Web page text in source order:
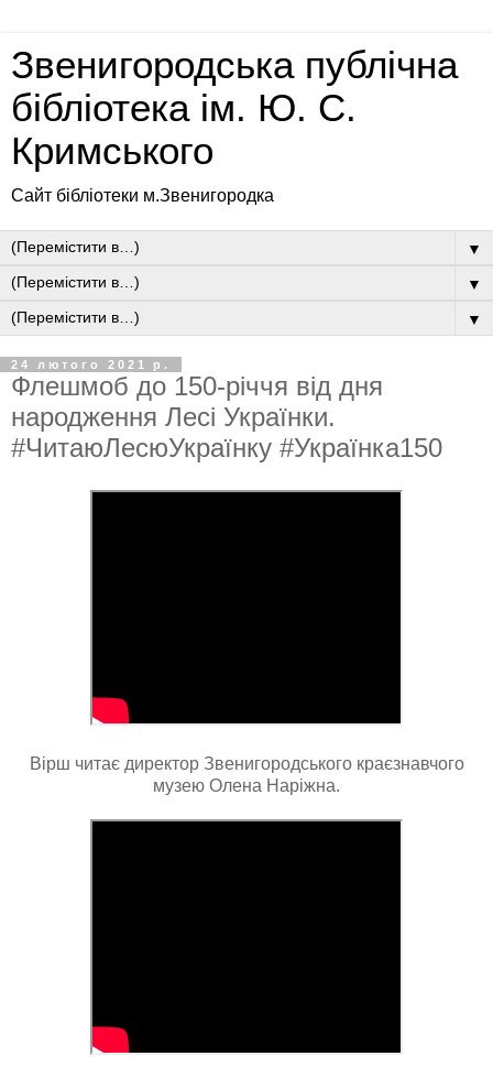
Звенигородська публічна
бібліотека ім. Ю. С.
Кримського
Сайт бібліотеки м.Звенигородка
▼
▼
▼
24 лютого 2021 р.
Флешмоб до 150-річчя від дня
народження Лесі Українки.
#ЧитаюЛесюУкраїнку #Українка150
Вірш читає директор Звенигородського краєзнавчого
музею Олена Наріжна.